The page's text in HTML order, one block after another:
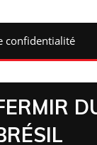
confidentialité